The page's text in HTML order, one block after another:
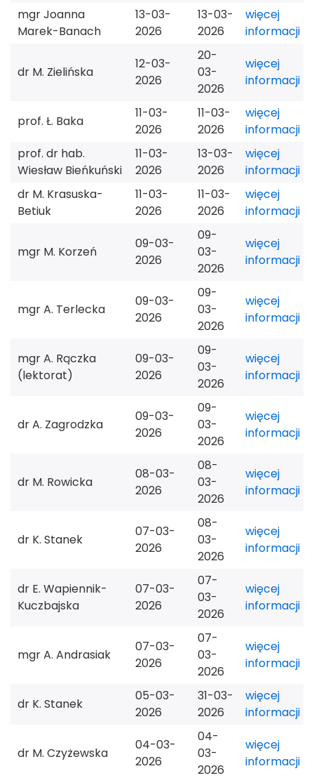
mgr Joanna
Marek-Banach
13-03-
2026
13-03-
2026
więcej
informacji
dr M. Zielińska
12-03-
2026
20-
03-
2026
więcej
informacji
prof. Ł. Baka
11-03-
2026
11-03-
2026
więcej
informacji
prof. dr hab.
Wiesław Bieńkuński
11-03-
2026
13-03-
2026
więcej
informacji
dr M. Krasuska-
Betiuk
11-03-
2026
11-03-
2026
więcej
informacji
mgr M. Korzeń
09-03-
2026
09-
03-
2026
więcej
informacji
mgr A. Terlecka
09-03-
2026
09-
03-
2026
więcej
informacji
mgr A. Rączka
(lektorat)
09-03-
2026
09-
03-
2026
więcej
informacji
dr A. Zagrodzka
09-03-
2026
09-
03-
2026
więcej
informacji
dr M. Rowicka
08-03-
2026
08-
03-
2026
więcej
informacji
dr K. Stanek
07-03-
2026
08-
03-
2026
więcej
informacji
dr E. Wapiennik-
Kuczbajska
07-03-
2026
07-
03-
2026
więcej
informacji
mgr A. Andrasiak
07-03-
2026
07-
03-
2026
więcej
informacji
dr K. Stanek
05-03-
2026
31-03-
2026
więcej
informacji
dr M. Czyżewska
04-03-
2026
04-
03-
2026
więcej
informacji